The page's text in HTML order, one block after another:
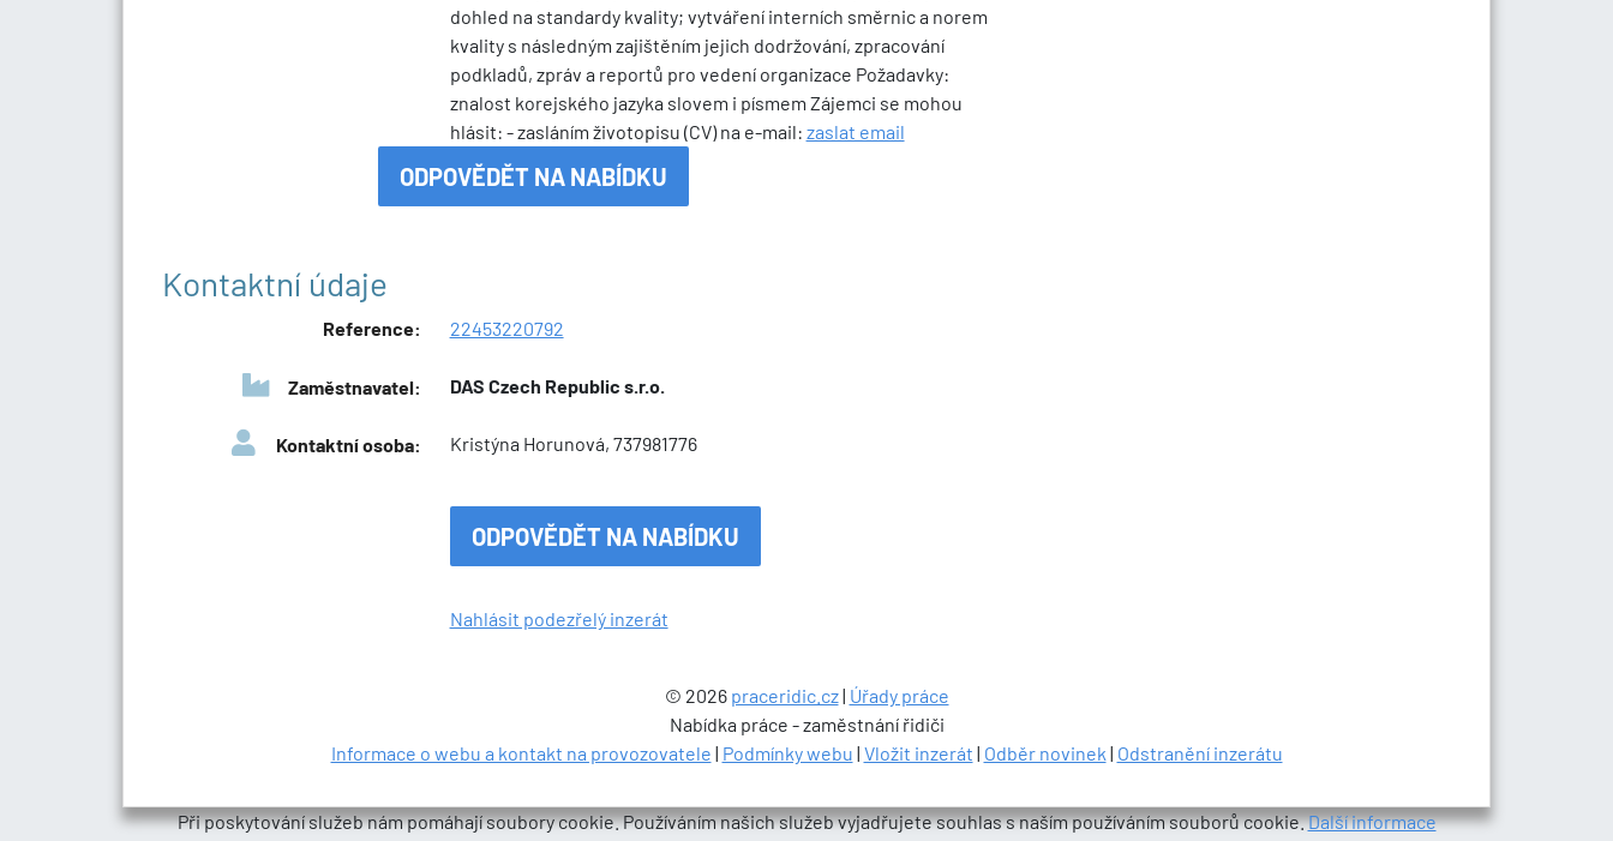
dohled na standardy kvality; vytváření interních směrnic a norem
kvality s následným zajištěním jejich dodržování, zpracování
podkladů, zpráv a reportů pro vedení organizace Požadavky:
znalost korejského jazyka slovem i písmem Zájemci se mohou
hlásit: - zasláním životopisu (CV) na e-mail: zaslat email
ODPOVĚDĚT NA NABÍDKU
Kontaktní údaje
Reference: 22453220792
Zaměstnavatel: DAS Czech Republic s.r.o.
Kontaktní osoba: Kristýna Horunová, 737981776
ODPOVĚDĚT NA NABÍDKU
Nahlásit podezřelý inzerát
© 2026 praceridic.cz| Úřady práce
Nabídka práce - zaměstnání řidiči
Informace o webu a kontakt na provozovatele | Podmínky webu | Vložit inzerát | Odběr novinek | Odstranění inzerátu
Při poskytování služeb nám pomáhají soubory cookie. Používáním našich služeb vyjadřujete souhlas s naším používáním souborů cookie.Další informace